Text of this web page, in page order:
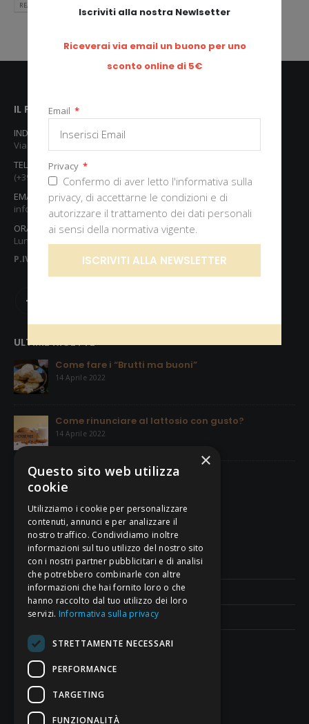
READ MORE...
IL PICCOLO FORNO DI MORISENI ALTIN
INDIRIZZO SEDE PRINCIPALE:
Via Alessandro Colombi, 6 - Pontenure PC
TELEFONO:
(+39) 0523 517548
EMAIL:
info@piccoloforno.it
ORARI DI APERTURA:
Lunedì - Domenica | 05.00 - 22.00
P.IVA
: 01380180339
ULTIME RICETTE
Come fare i “Brutti ma buoni”
14 Aprile 2022
Come rinunciare al lattosio con gusto?
14 Aprile 2022
La Pasta Frolla
18 Giugno 2021
CONDIZIONI DI VENDITA
Termini e Condizioni di Vendita
Modalità di Pagamento
Contatti
SEGUICI SU FACEBOOK
Piccolo Forno di Moriseni Altin
Iscriviti alla nostra Newlsetter
Riceverai via email un buono per uno
sconto online di 5€
Email
Privacy
Confermo di aver letto l'informativa sulla
privacy, di accettarne le condizioni e di
autorizzare il trattamento dei dati personali
ai sensi della normativa vigente.
ISCRIVITI ALLA NEWSLETTER
×
Questo sito web utilizza
cookie
Utilizziamo i cookie per personalizzare
contenuti, annunci e per analizzare il
nostro traffico. Condividiamo inoltre
informazioni sul tuo utilizzo del nostro sito
con i nostri partner pubblicitari e di analisi
che potrebbero combinarle con altre
informazioni che hai fornito loro o che
hanno raccolto dal tuo utilizzo dei loro
servizi. Informativa sulla privacy
STRETTAMENTE NECESSARI
PERFORMANCE
TARGETING
FUNZIONALITÀ